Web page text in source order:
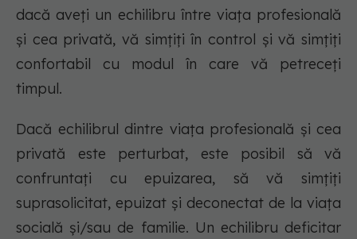
dacă aveți un echilibru între viața profesională
și cea privată, vă simțiți în control și vă simțiți
confortabil cu modul în care vă petreceți
timpul.
Dacă echilibrul dintre viața profesională și cea
privată este perturbat, este posibil să vă
confruntați cu epuizarea, să vă simțiți
suprasolicitat, epuizat și deconectat de la viața
socială și/sau de familie. Un echilibru deficitar